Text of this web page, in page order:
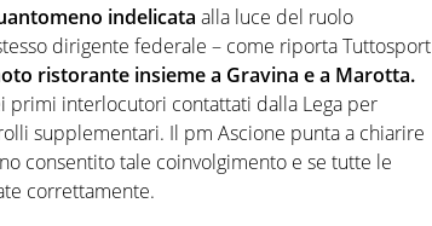
indelicata alla luce del ruolo
dirigente federale – come riporta Tuttosport
ristorante insieme a Gravina e a Marotta.
primi interlocutori contattati dalla Lega per
supplementari. Il pm Ascione punta a chiarire
consentito tale coinvolgimento e se tutte le
correttamente.